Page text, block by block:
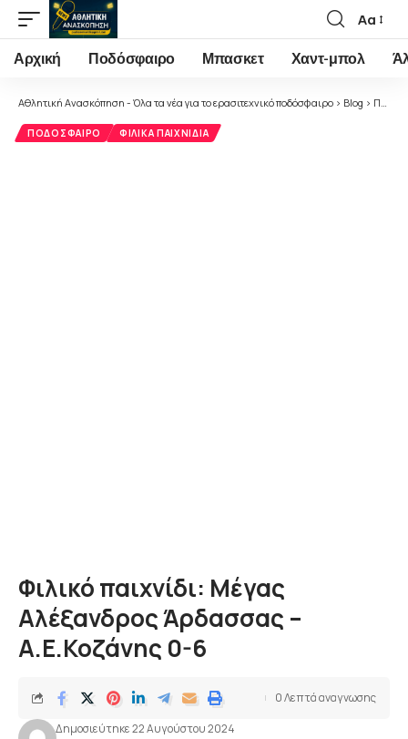
Font
Resizer
Αα
Αρχική Ποδόσφαιρο Μπασκετ Χαντ-μπολ
Αθλητική Ανασκόπηση - Όλα τα νέα για το ερασιτεχνικό ποδόσφαιρο > Blog > Ποδόσφαιρο
ΠΟΔΌΣΦΑΙΡΟ ΦΙΛΙΚΆ ΠΑΙΧΝΊΔΙΑ
Φιλικό παιχνίδι: Μέγας
Αλέξανδρος Άρδασσας –
Α.Ε.Κοζάνης 0-6
Δημοσιεύτηκε 22 Αυγούστου 2024
0 Λεπτά αναγνωσης